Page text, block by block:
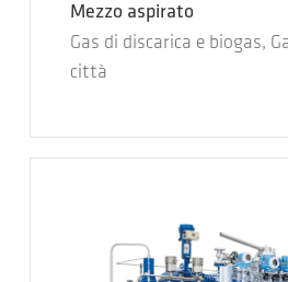
Mezzo aspirato
Gas di discarica e biogas,
città